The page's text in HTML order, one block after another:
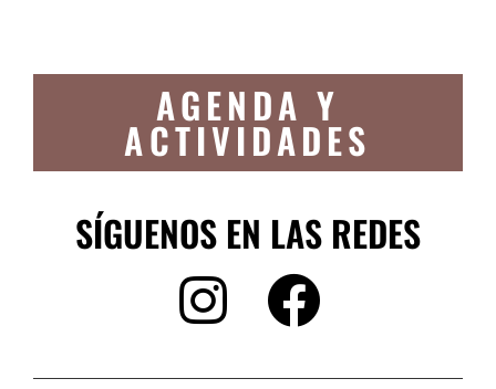
AGENDA Y
ACTIVIDADES
SÍGUENOS EN LAS REDES